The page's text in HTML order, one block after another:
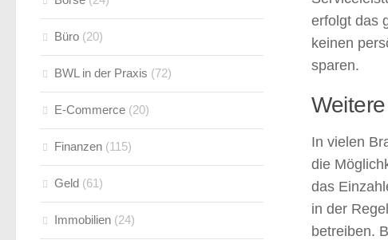
erfolgt das
keinen
sparen.
In vielen
die
das
in der
betreiben.
Büro (20)
BWL in der Praxis (72)
E-Commerce (20)
Finanzen (115)
Geld (61)
Immobilien (24)